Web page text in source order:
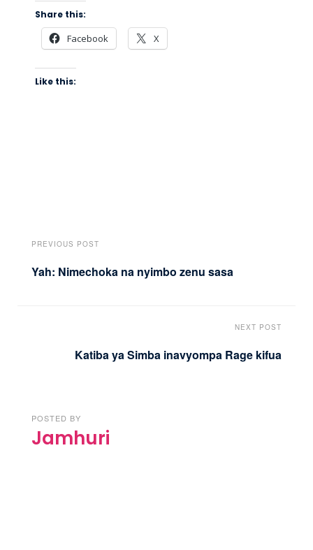
Share this:
Facebook X
Like this:
PREVIOUS POST
Yah: Nimechoka na nyimbo zenu sasa
NEXT POST
Katiba ya Simba inavyompa Rage kifua
POSTED BY
Jamhuri